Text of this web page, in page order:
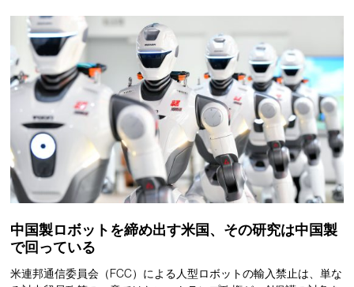
中国製ロボットを締め出す米国、その研究は中国製
で回っている
米連邦通信委員会（FCC）による人型ロボットの輸入禁止は、単な